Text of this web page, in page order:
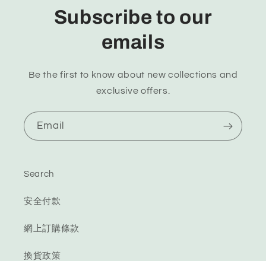
Subscribe to our
emails
Be the first to know about new collections and
exclusive offers.
Email
Search
安全付款
網上訂購條款
換貨政策